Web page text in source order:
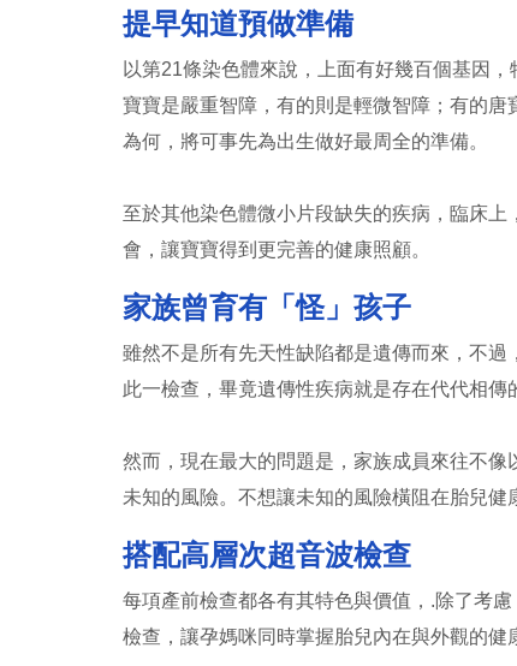
提早知道預做準備
以第21條染色體來說，上面有好幾百個基因
寶寶是嚴重智障，有的則是輕微智障；有的
為何，將可事先為出生做好最周全的準備。
至於其他染色體微小片段缺失的疾病，臨床
會，讓寶寶得到更完善的健康照顧。
家族曾育有「怪」孩子
雖然不是所有先天性缺陷都是遺傳而來，不
此一檢查，畢竟遺傳性疾病就是存在代代相傳
然而，現在最大的問題是，家族成員來往不
未知的風險。不想讓未知的風險橫阻在胎兒健
搭配高層次超音波檢查
每項產前檢查都各有其特色與價值，.除了考
檢查，讓孕媽咪同時掌握胎兒內在與外觀的健